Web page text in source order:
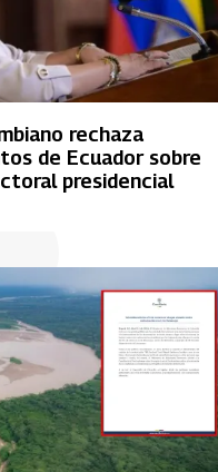
rechaza
de Ecuador sobre
presidencial